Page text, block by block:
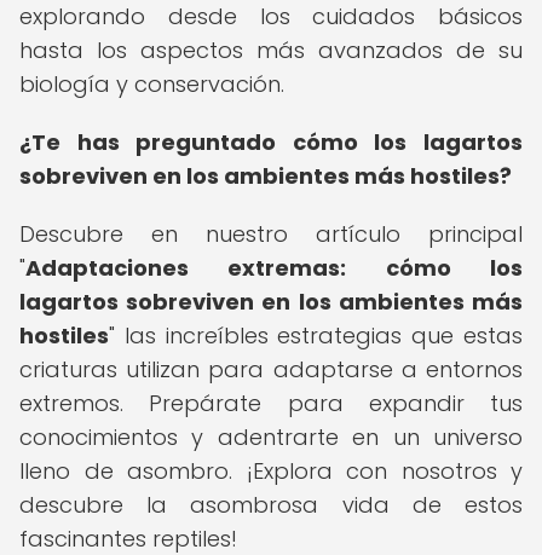
explorando desde los cuidados básicos
hasta los aspectos más avanzados de su
biología y conservación.
¿Te has preguntado cómo los lagartos
sobreviven en los ambientes más hostiles?
Descubre en nuestro artículo principal
"Adaptaciones extremas: cómo los
lagartos sobreviven en los ambientes más
hostiles" las increíbles estrategias que estas
criaturas utilizan para adaptarse a entornos
extremos. Prepárate para expandir tus
conocimientos y adentrarte en un universo
lleno de asombro. ¡Explora con nosotros y
descubre la asombrosa vida de estos
fascinantes reptiles!